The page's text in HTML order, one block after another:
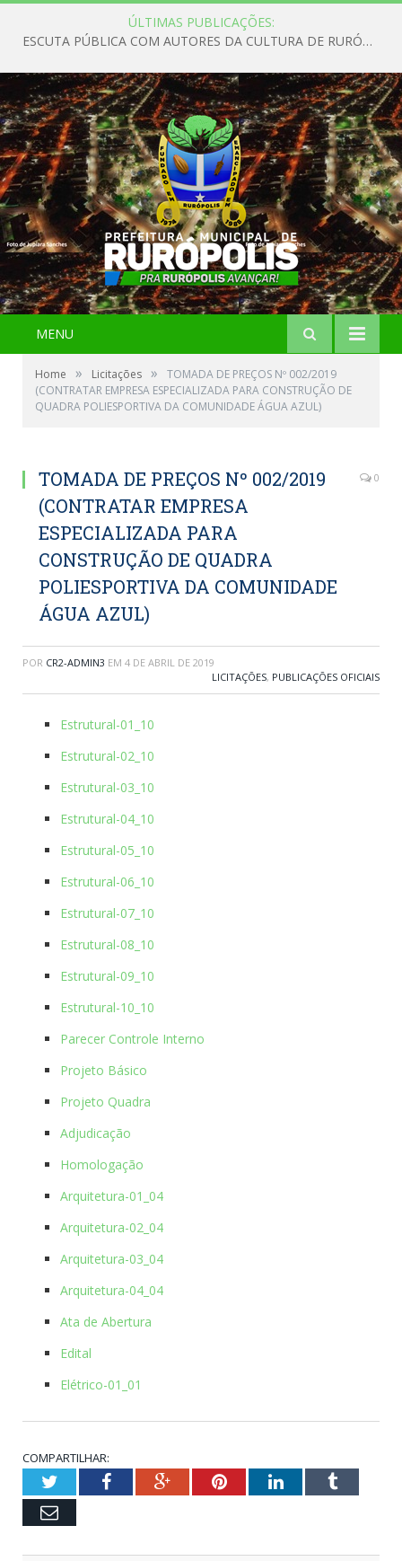
ÚLTIMAS PUBLICAÇÕES:
ESCUTA PÚBLICA COM AUTORES DA CULTURA DE RURÓPOLIS
MENU
Home » Licitações »
TOMADA DE PREÇOS Nº 002/2019
(CONTRATAR EMPRESA ESPECIALIZADA PARA CONSTRUÇÃO DE
QUADRA POLIESPORTIVA DA COMUNIDADE ÁGUA AZUL)
TOMADA DE PREÇOS Nº 002/2019
(CONTRATAR EMPRESA
ESPECIALIZADA PARA
CONSTRUÇÃO DE QUADRA
POLIESPORTIVA DA COMUNIDADE
ÁGUA AZUL)
0
POR CR2-ADMIN3 EM 4 DE ABRIL DE 2019
LICITAÇÕES, PUBLICAÇÕES OFICIAIS
Estrutural-01_10
Estrutural-02_10
Estrutural-03_10
Estrutural-04_10
Estrutural-05_10
Estrutural-06_10
Estrutural-07_10
Estrutural-08_10
Estrutural-09_10
Estrutural-10_10
Parecer Controle Interno
Projeto Básico
Projeto Quadra
Adjudicação
Homologação
Arquitetura-01_04
Arquitetura-02_04
Arquitetura-03_04
Arquitetura-04_04
Ata de Abertura
Edital
Elétrico-01_01
COMPARTILHAR:
TwitterFacebookGoogle+PinterestLinkedInTumblr
Email